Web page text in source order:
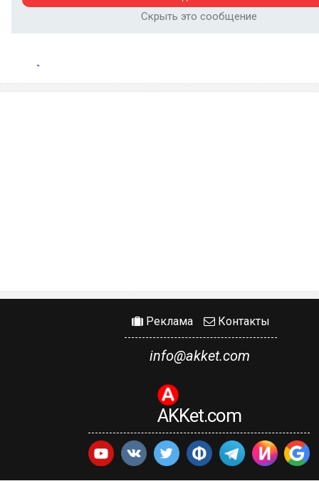
Скрыть это сообщение
Реклама Контакты
info@akket.com
AKKet.com